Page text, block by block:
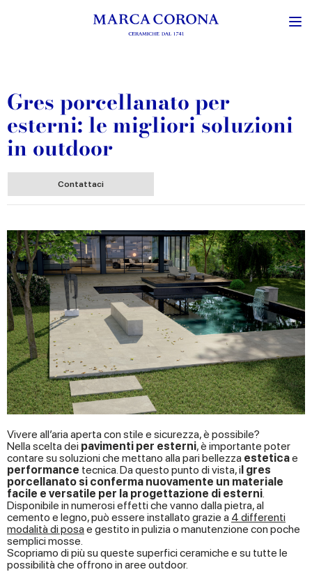
Gres porcellanato per
esterni: le migliori soluzioni
in outdoor
Contattaci
Vivere all’aria aperta con stile e sicurezza, è possibile?
Nella scelta dei pavimenti per esterni, è importante poter
contare su soluzioni che mettano alla pari bellezza esteticae
performance tecnica. Da questo punto di vista, il gres
porcellanato si conferma nuovamente un materiale
facile e versatile per la progettazione di esterni
Disponibile in numerosi effetti che vanno dalla pietra, al
cemento e legno, può essere installato grazie a 4 differenti
modalità di posa e gestito in pulizia o manutenzione con poche
semplici mosse.
Scopriamo di più su queste superfici ceramiche e su tutte le
possibilità che offrono in aree outdoor.